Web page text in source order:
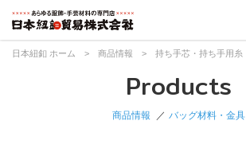
日本紐釦 ホーム > 商品情報 > 持ち手芯・持ち手用糸
Products
商品情報 バッグ材料・金具